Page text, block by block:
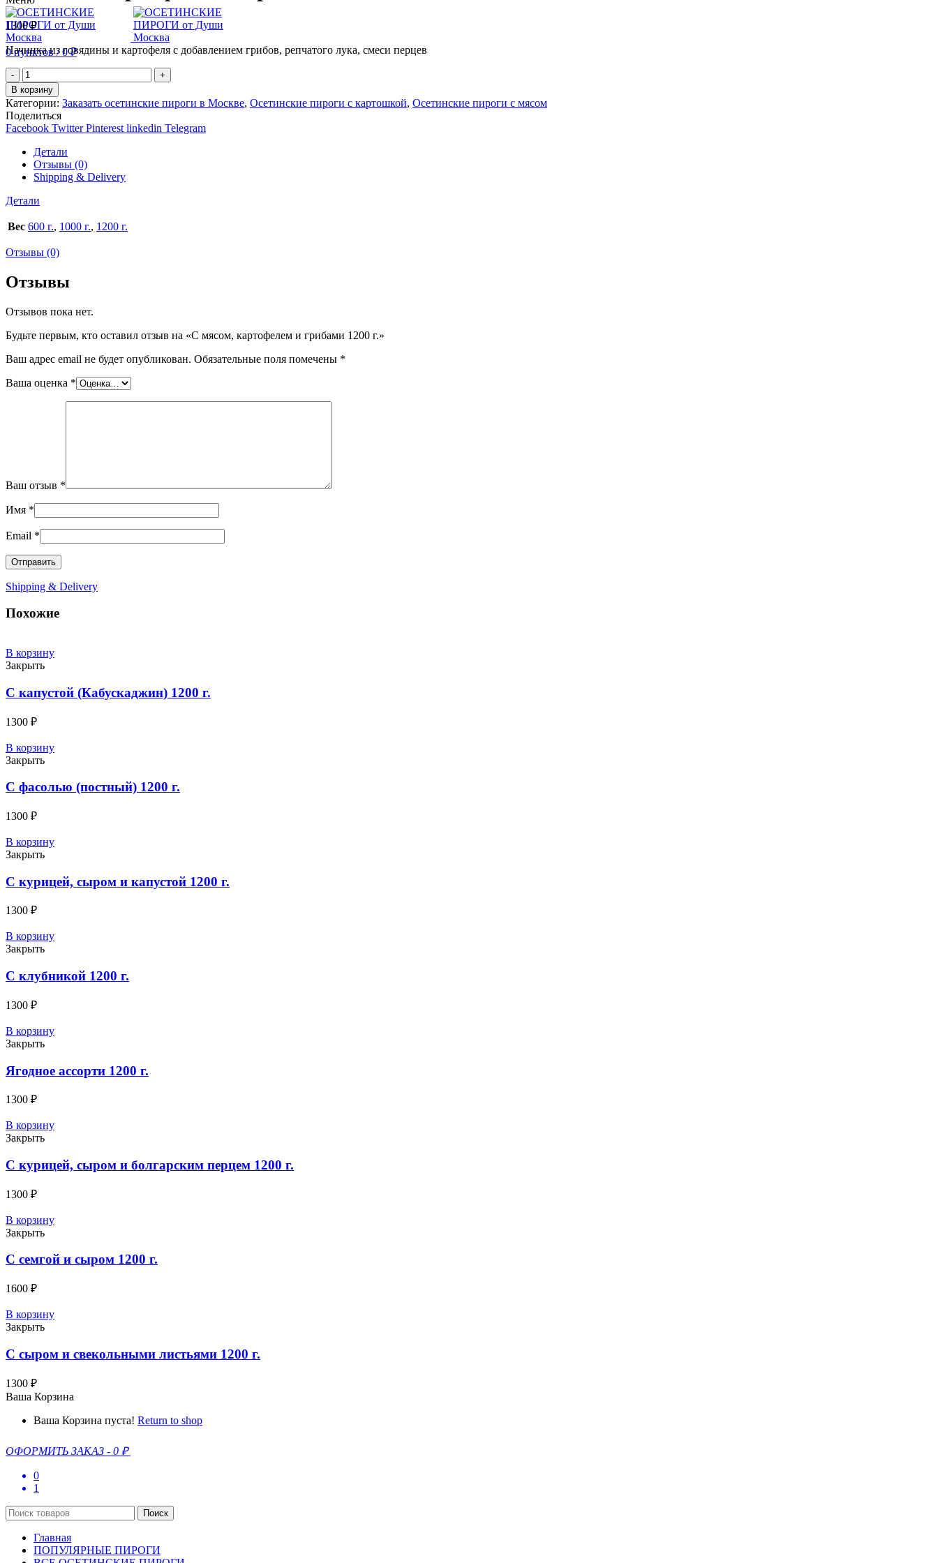
0пунктов / 0₽
1300₽
Начинка из говядины и картофеля с добавлением грибов, репчатого лука, смеси перцев
Количество
В корзину
Категории: Заказать осетинские пироги в Москве, Осетинские пироги с картошкой, Осетинские пироги с мясом
Поделиться
Facebook Twitter Pinterest linkedin Telegram
Детали
Отзывы (0)
Shipping & Delivery
Детали
Вес 600 г., 1000 г., 1200 г.
Отзывы (0)
Отзывы
Отзывов пока нет.
Будьте первым, кто оставил отзыв на «C мясом, картофелем и грибами 1200 г.»
Ваш адрес email не будет опубликован. Обязательные поля помечены *
Ваша оценка *
Ваш отзыв *
Имя *
Email *
Shipping & Delivery
Похожие
В корзину
Закрыть
C капустой (Кабускаджин) 1200 г.
1300 ₽
В корзину
Закрыть
C фасолью (постный) 1200 г.
1300 ₽
В корзину
Закрыть
C курицей, сыром и капустой 1200 г.
1300 ₽
В корзину
Закрыть
C клубникой 1200 г.
1300 ₽
В корзину
Закрыть
Ягодное ассорти 1200 г.
1300 ₽
В корзину
Закрыть
С курицей, сыром и болгарским перцем 1200 г.
1300 ₽
В корзину
Закрыть
C семгой и сыром 1200 г.
1600 ₽
В корзину
Закрыть
С сыром и свекольными листьями 1200 г.
1300 ₽
Ваша Корзина
Ваша Корзина пуста! Return to shop
ОФОРМИТЬ ЗАКАЗ - 0 ₽
0
1
Поиск
Главная
ПОПУЛЯРНЫЕ ПИРОГИ